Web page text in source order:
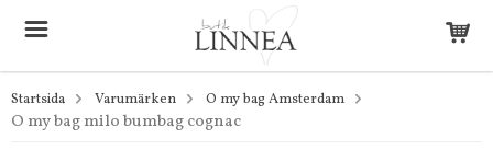
Startsida Varumärken O my bag Amsterdam
O my bag milo bumbag cognac